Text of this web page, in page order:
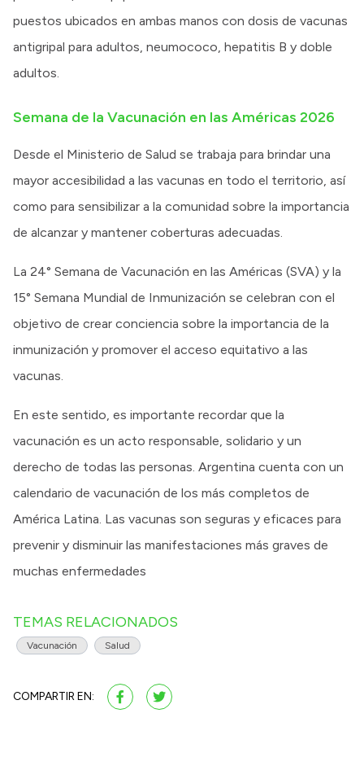
puestos ubicados en ambas manos con dosis de vacunas
antigripal para adultos, neumococo, hepatitis B y doble
adultos.
Semana de la Vacunación en las Américas 2026
Desde el Ministerio de Salud se trabaja para brindar una
mayor accesibilidad a las vacunas en todo el territorio, así
como para sensibilizar a la comunidad sobre la importancia
de alcanzar y mantener coberturas adecuadas.
La 24° Semana de Vacunación en las Américas (SVA) y la
15° Semana Mundial de Inmunización se celebran con el
objetivo de crear conciencia sobre la importancia de la
inmunización y promover el acceso equitativo a las
vacunas.
En este sentido, es importante recordar que la
vacunación es un acto responsable, solidario y un
derecho de todas las personas. Argentina cuenta con un
calendario de vacunación de los más completos de
América Latina. Las vacunas son seguras y eficaces para
prevenir y disminuir las manifestaciones más graves de
muchas enfermedades
TEMAS RELACIONADOS
Vacunación Salud
COMPARTIR EN: